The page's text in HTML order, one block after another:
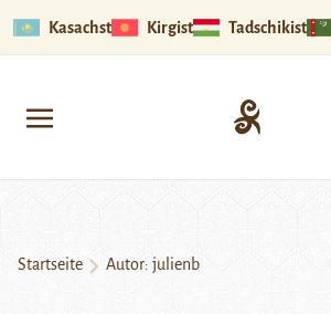
Kasachstan Kirgistan Tadschikistan
Startseite Autor: julienb